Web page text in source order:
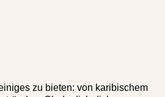
zu bieten: von karibischem